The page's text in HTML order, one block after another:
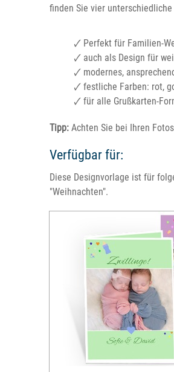
finden Sie vier unterschiedliche
🗸 Perfekt für Familien-
🗸 auch als Design für
🗸 modernes,
🗸 festliche Farben: rot,
🗸 für alle Grußkarten-
Tipp: Achten Sie bei Ihren
Verfügbar für:
Diese Designvorlage ist für
"Weihnachten".
Format: 10x15 cm
Material: 250 g
inkl. passendem
Verschiedene
Druckbedingt
Rand